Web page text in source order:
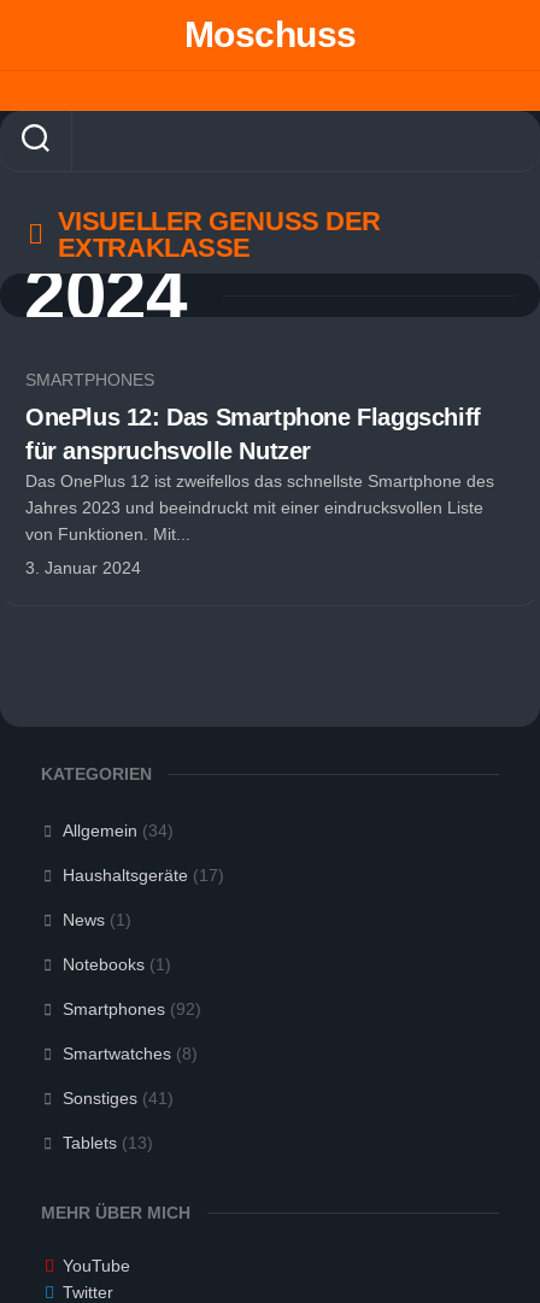
Moschuss
VISUELLER GENUSS DER
EXTRAKLASSE
2024
SMARTPHONES
OnePlus 12: Das Smartphone Flaggschiff
für anspruchsvolle Nutzer
Das OnePlus 12 ist zweifellos das schnellste Smartphone des
Jahres 2023 und beeindruckt mit einer eindrucksvollen Liste
von Funktionen. Mit...
3. Januar 2024
KATEGORIEN
Allgemein (34)
Haushaltsgeräte (17)
News(1)
Notebooks(1)
Smartphones(92)
Smartwatches(8)
Sonstiges(41)
Tablets(13)
MEHR ÜBER MICH
YouTube
Twitter